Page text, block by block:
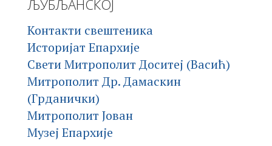
ЉУБЉАНСКОЈ
Контакти свештеника
Историјат Епархије
Свети Митрополит Доситеј (Васић)
Митрополит Др. Дамаскин
(Грданички)
Митрополит Јован
Музеј Епархије